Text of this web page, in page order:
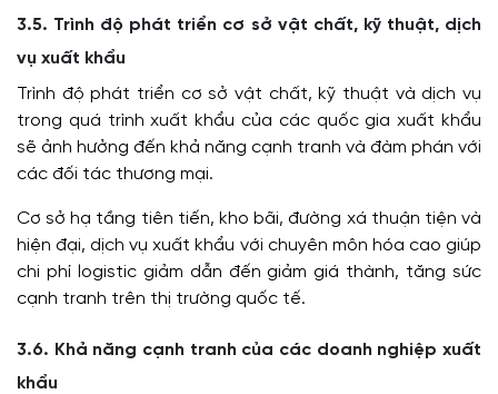
3.5. Trình độ phát triển cơ sở vật chất, kỹ thuật, dịch
vụ xuất khẩu
Trình độ phát triển cơ sở vật chất, kỹ thuật và dịch vụ
trong quá trình xuất khẩu của các quốc gia xuất khẩu
sẽ ảnh hưởng đến khả năng cạnh tranh và đàm phán với
các đối tác thương mại.
Cơ sở hạ tầng tiên tiến, kho bãi, đường xá thuận tiện và
hiện đại, dịch vụ xuất khẩu với chuyên môn hóa cao giúp
chi phí logistic giảm dẫn đến giảm giá thành, tăng sức
cạnh tranh trên thị trường quốc tế.
3.6. Khả năng cạnh tranh của các doanh nghiệp xuất
khẩu